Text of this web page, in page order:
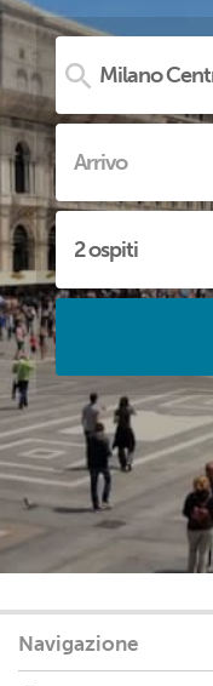
Navigazione